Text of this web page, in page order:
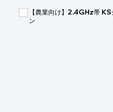
【導入の効果】
・研修時間の短縮
【農業向け】2.4GHz帯
ン